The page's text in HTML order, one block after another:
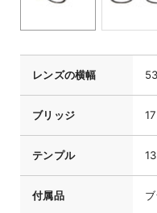
レンズの横幅
ブリッジ
テンプル
付属品